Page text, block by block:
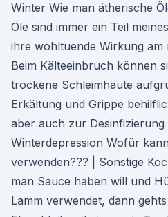
Winter Wie man ätherische
Öle sind immer ein Teil
ihre wohltuende Wirkung am
Beim Kälteeinbruch können
trockene Schleimhäute
Erkältung und Grippe
aber auch zur Desinfizierung
Winterdepression Wofür
verwenden??? | Sonstige
man Sauce haben will und
Lamm verwendet, dann